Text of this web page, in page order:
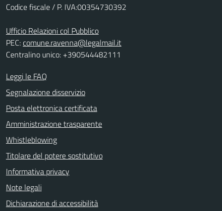
Codice fiscale / P. IVA:00354730392
Ufficio Relazioni col Pubblico
PEC:comune.ravenna@legalmail.it
Centralino unico: +390544482111
Leggi le FAQ
Segnalazione disservizio
Posta elettronica certificata
Amministrazione trasparente
Whistleblowing
Titolare del potere sostitutivo
Informativa privacy
Note legali
Dichiarazione di accessibilità